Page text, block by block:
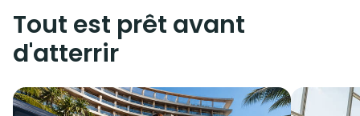
Tout est prêt avant
d'atterrir